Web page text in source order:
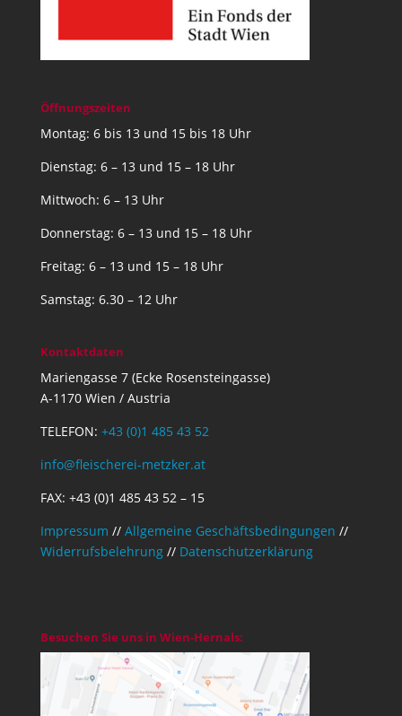
Öffnungszeiten
Montag: 6 bis 13 und 15 bis 18 Uhr
Dienstag: 6 – 13 und 15 – 18 Uhr
Mittwoch: 6 – 13 Uhr
Donnerstag: 6 – 13 und 15 – 18 Uhr
Freitag: 6 – 13 und 15 – 18 Uhr
Samstag: 6.30 – 12 Uhr
Kontaktdaten
Mariengasse 7 (Ecke Rosensteingasse)
A-1170 Wien / Austria
TELEFON: +43 (0)1 485 43 52
info@fleischerei-metzker.at
FAX: +43 (0)1 485 43 52 – 15
Impressum // Allgemeine Geschäftsbedingungen //
Widerrufsbelehrung// Datenschutzerklärung
Besuchen Sie uns in Wien-Hernals: